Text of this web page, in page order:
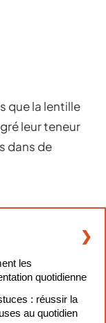
que la lentille
leur teneur
dans de
les
quotidienne
: réussir la
au quotidien